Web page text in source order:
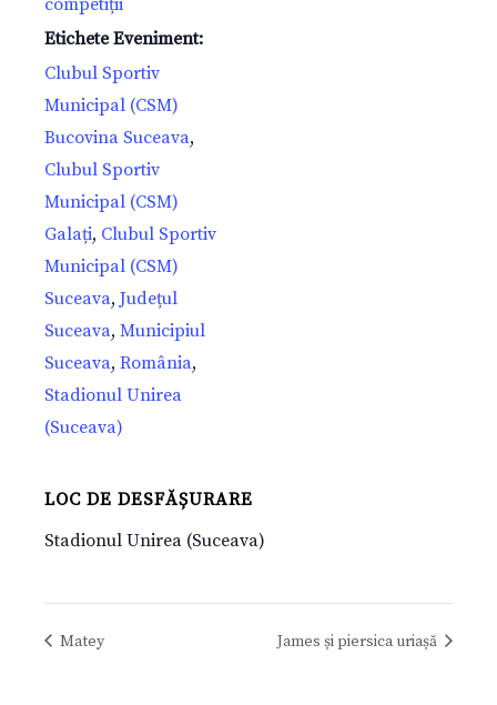
competiții
Etichete Eveniment:
Clubul Sportiv
Municipal (CSM)
Bucovina Suceava,
Clubul Sportiv
Municipal (CSM)
Galați, Clubul Sportiv
Municipal (CSM)
Suceava, Județul
Suceava, Municipiul
Suceava, România,
Stadionul Unirea
(Suceava)
LOC DE DESFĂȘURARE
Stadionul Unirea (Suceava)
Matey James și piersica uriașă